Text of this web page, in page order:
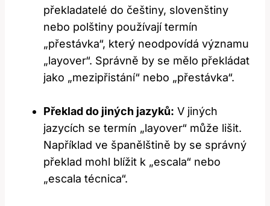
překladatelé do češtiny, slovenštiny
nebo polštiny používají termín
„přestávka“, který neodpovídá významu
„layover“. Správně by se mělo překládat
jako „mezipřistání“ nebo „přestávka“.
Překlad do jiných jazyků: V jiných
jazycích se termín „layover“ může lišit.
Například ve španělštině by se správný
překlad mohl blížit k „escala“ nebo
„escala técnica“.